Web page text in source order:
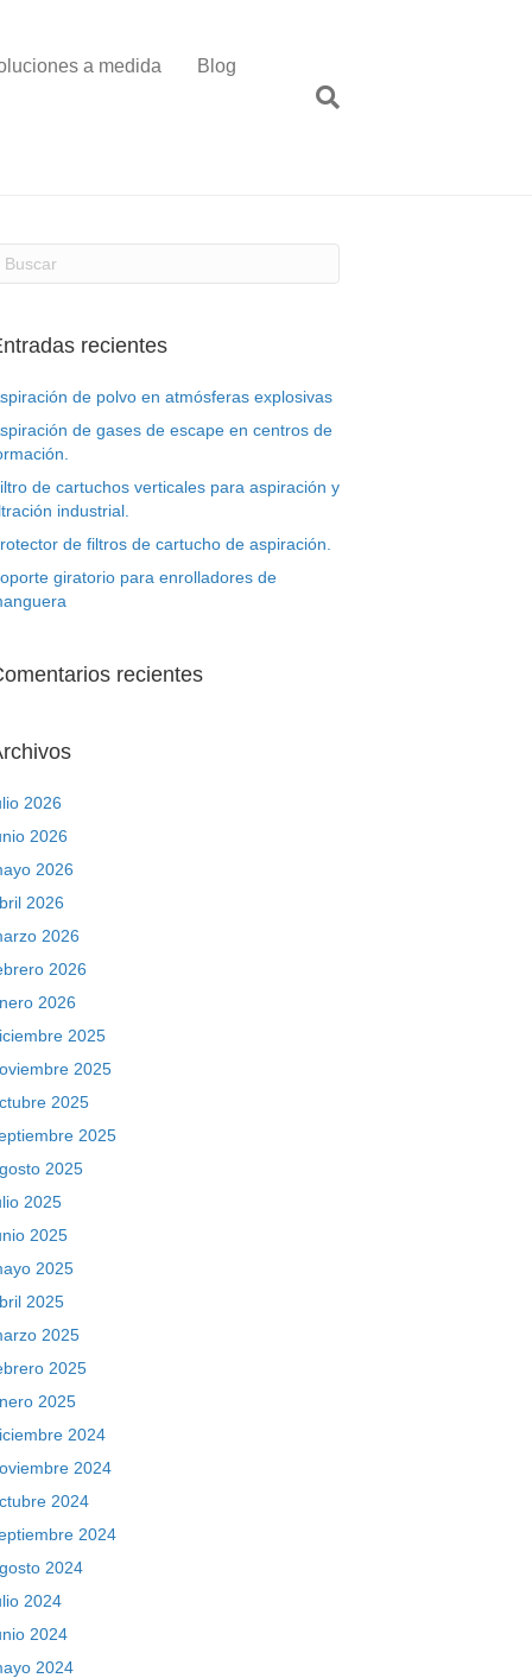
a medida Blog
recientes
de polvo en atmósferas explosivas
de gases de escape en centros de
de cartuchos verticales para aspiración y
industrial.
de filtros de cartucho de aspiración.
giratorio para enrolladores de
recientes
2026
2026
2026
2026
2026
2026
2026
2025
2025
2025
2025
2025
2025
2025
2025
2025
2025
2025
2025
2024
2024
2024
2024
2024
2024
2024
2024